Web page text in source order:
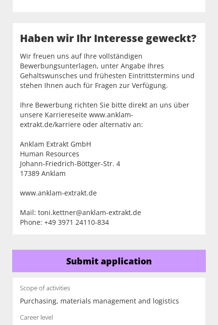
Haben wir Ihr Interesse geweckt?
Wir freuen uns auf Ihre vollständigen
Bewerbungsunterlagen, unter Angabe Ihres
Gehaltswunsches und frühesten Eintrittstermins und
stehen Ihnen auch für Fragen zur Verfügung.
Ihre Bewerbung richten Sie bitte direkt an uns über
unsere Karriereseite www.anklam-
extrakt.de/karriere oder alternativ an:
Anklam Extrakt GmbH
Human Resources
Johann-Friedrich-Böttger-Str. 4
17389 Anklam
www.anklam-extrakt.de
Mail: toni.kettner@anklam-extrakt.de
Phone: +49 3971 24110-834
Submit application
Scope of activities
Purchasing, materials management and logistics
Career level